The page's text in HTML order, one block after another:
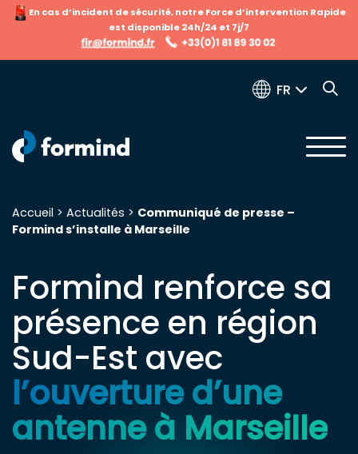
En cas d’incident de sécurité, notre Force d’intervention Rapide
est disponible 24h/24 et 7j/7
FR
Recherche pour :
Accueil > Actualités > Communiqué de presse –
Formind s’installe à Marseille
Formind renforce sa
présence en région
Sud-Est avec
l’ouverture d’une
antenne à Marseille